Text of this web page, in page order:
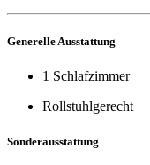
Generelle Ausstattung
1 Schlafzimmer
Rollstuhlgerecht
Sonderausstattung